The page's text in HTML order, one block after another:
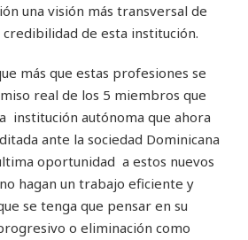
una visión más transversal de
de esta institución.
más que estas profesiones se
real de los 5 miembros que
institución autónoma que ahora
ante la sociedad Dominicana
oportunidad a estos nuevos
hagan un trabajo eficiente y
se tenga que pensar en su
o eliminación como